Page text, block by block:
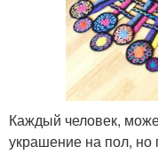
Каждый человек,
украшение на пол, но